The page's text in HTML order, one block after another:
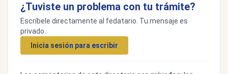
¿Tuviste un problema con tu trámite?
Escríbele directamente al fedatario. Tu mensaje es
privado.
Inicia sesión para escribir